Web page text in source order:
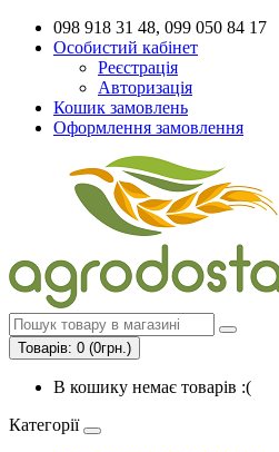
098 918 31 48, 099 050 84 17
Особистий кабінет
Реєстрація
Авторизація
Кошик замовлень
Оформлення замовлення
Товарів: 0 (0грн.)
В кошику немає товарів :(
Категорії